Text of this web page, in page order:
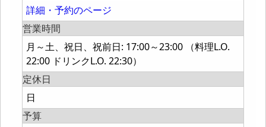
詳細・予約のページ
営業時間
月～土、祝日、祝前日: 17:00～23:00 （料理L.O.
22:00 ドリンクL.O. 22:30）
定休日
日
予算